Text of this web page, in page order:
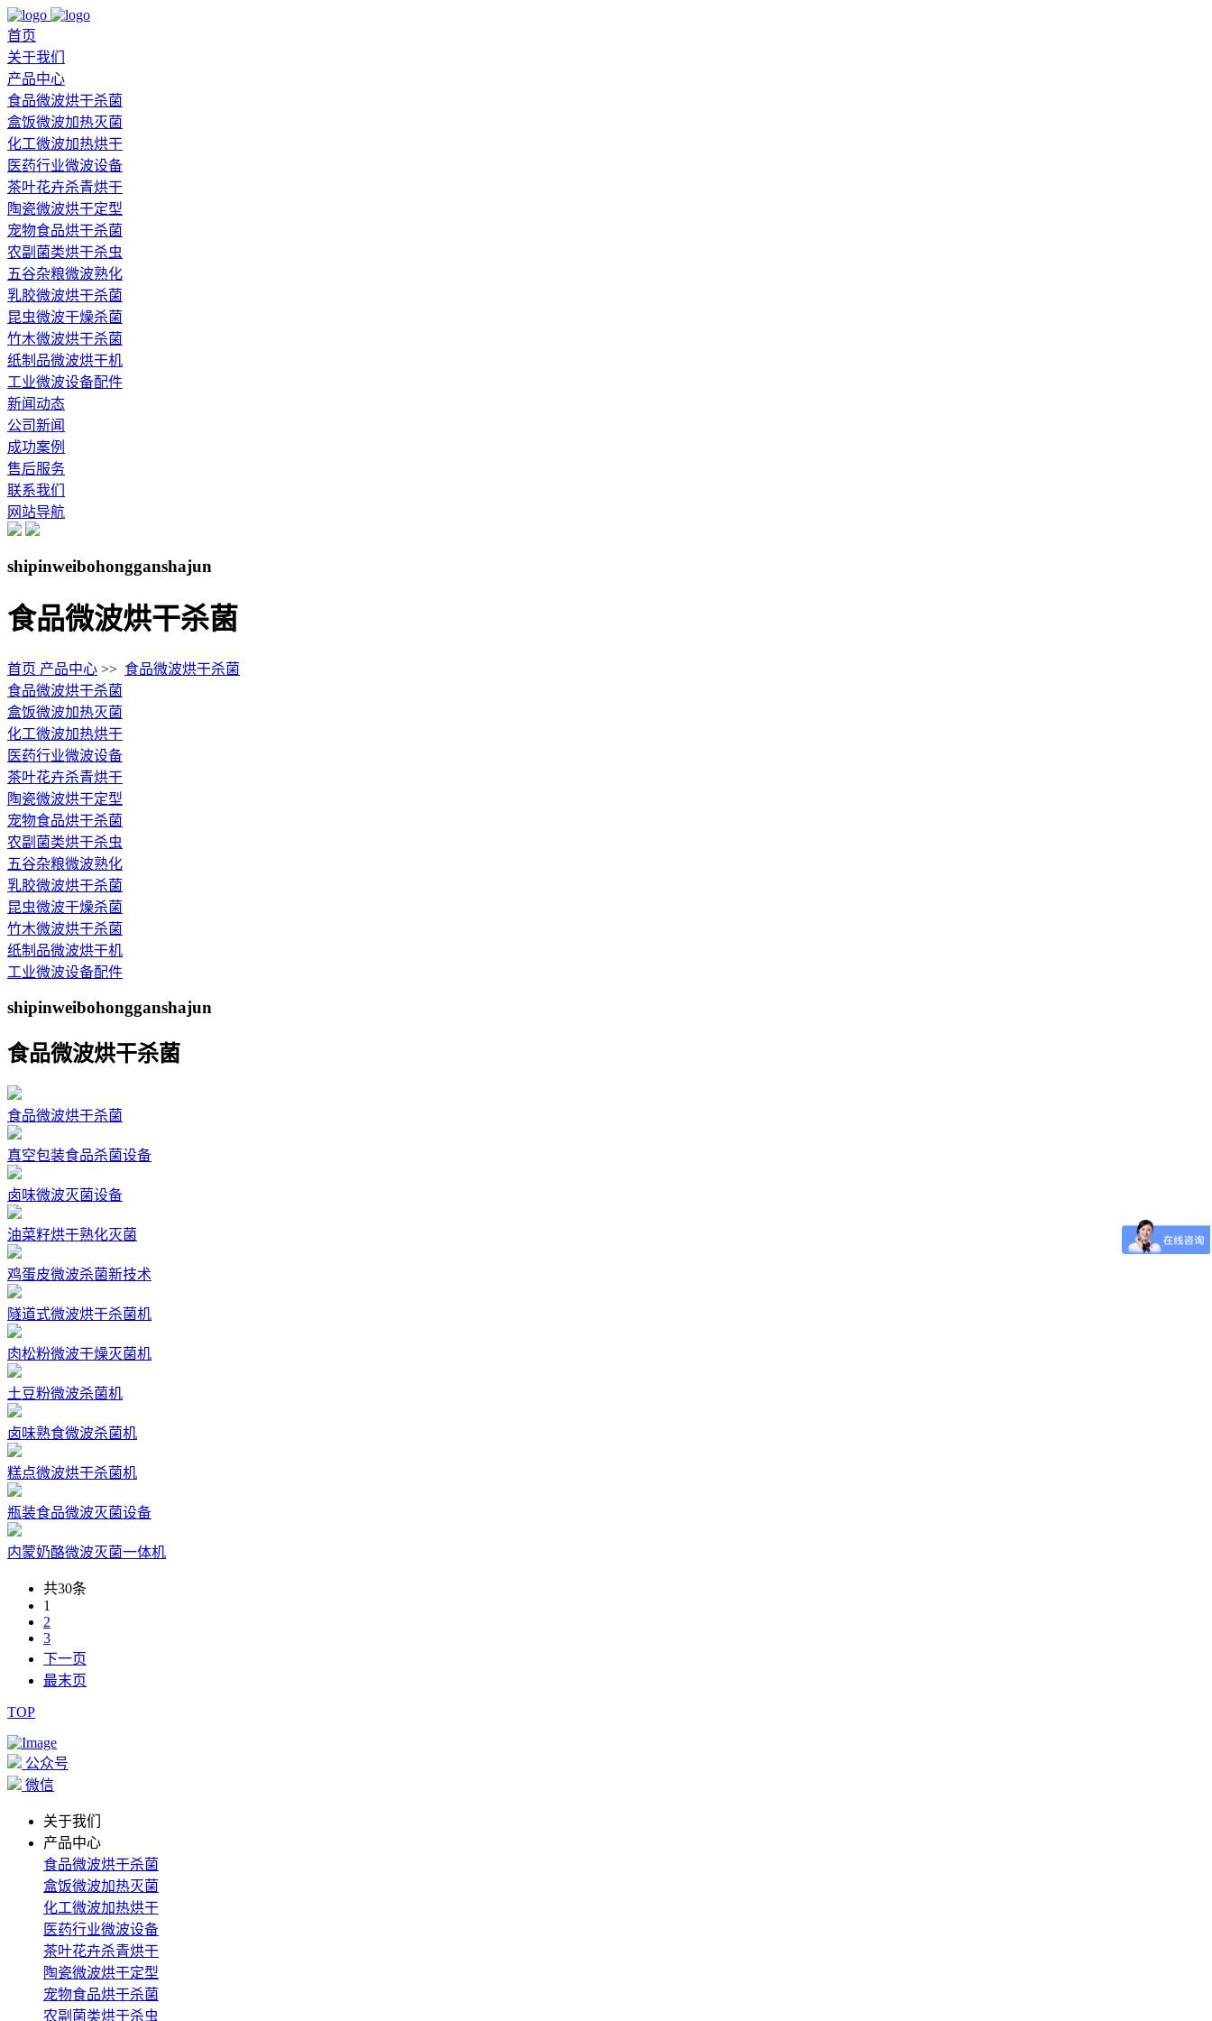
首页
关于我们
产品中心
食品微波烘干杀菌
盒饭微波加热灭菌
化工微波加热烘干
医药行业微波设备
茶叶花卉杀青烘干
陶瓷微波烘干定型
宠物食品烘干杀菌
农副菌类烘干杀虫
五谷杂粮微波熟化
乳胶微波烘干杀菌
昆虫微波干燥杀菌
竹木微波烘干杀菌
纸制品微波烘干机
工业微波设备配件
新闻动态
公司新闻
成功案例
售后服务
联系我们
网站导航
shipinweibohongganshajun
食品微波烘干杀菌
首页 产品中心 >> 食品微波烘干杀菌
食品微波烘干杀菌
盒饭微波加热灭菌
化工微波加热烘干
医药行业微波设备
茶叶花卉杀青烘干
陶瓷微波烘干定型
宠物食品烘干杀菌
农副菌类烘干杀虫
五谷杂粮微波熟化
乳胶微波烘干杀菌
昆虫微波干燥杀菌
竹木微波烘干杀菌
纸制品微波烘干机
工业微波设备配件
shipinweibohongganshajun
食品微波烘干杀菌
食品微波烘干杀菌
真空包装食品杀菌设备
卤味微波灭菌设备
油菜籽烘干熟化灭菌
鸡蛋皮微波杀菌新技术
隧道式微波烘干杀菌机
肉松粉微波干燥灭菌机
土豆粉微波杀菌机
卤味熟食微波杀菌机
糕点微波烘干杀菌机
瓶装食品微波灭菌设备
内蒙奶酪微波灭菌一体机
共30条
1
2
3
下一页
最末页
TOP
公众号
微信
关于我们
产品中心
食品微波烘干杀菌
盒饭微波加热灭菌
化工微波加热烘干
医药行业微波设备
茶叶花卉杀青烘干
陶瓷微波烘干定型
宠物食品烘干杀菌
农副菌类烘干杀虫